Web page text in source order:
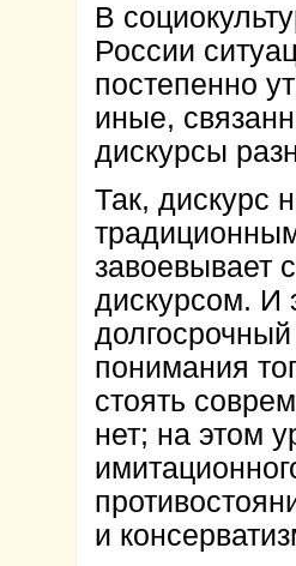
В
России
постепенно
иные,
дискурсы
Так, дискурс
завоевывает
дискурсом. И
понимания
стоять
нет; на этом
и